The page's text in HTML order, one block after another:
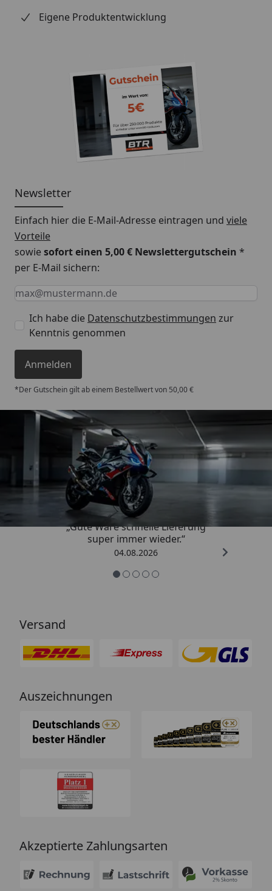
Eigene Produktentwicklung
Newsletter
Einfach hier die E-Mail-Adresse eintragen und viele
Vorteile
sowiesofort einen 5,00 € Newslettergutschein *
per E-Mail sichern:
Keine Eingabe erforderlich
Eingabe erforderlich
E-Mail *
Ich habe die Datenschutzbestimmungen zur
Kenntnis genommen
Anmelden
*Der Gutschein gilt ab einem Bestellwert von 50,00 €
Trusted Shops
4,85/ 5
„Gute Ware schnelle Lieferung
super immer wieder.“
04.08.2026
Versand
Auszeichnungen
Akzeptierte Zahlungsarten